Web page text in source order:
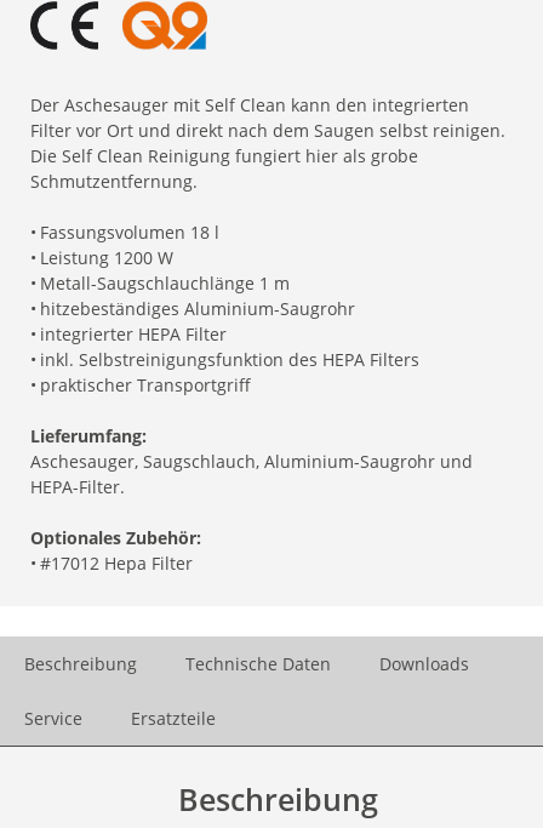
Der Aschesauger mit Self Clean kann den integrierten
Filter vor Ort und direkt nach dem Saugen selbst reinigen.
Die Self Clean Reinigung fungiert hier als grobe
Schmutzentfernung.
• Fassungsvolumen 18 l
• Leistung 1200 W
• Metall-Saugschlauchlänge 1 m
• hitzebeständiges Aluminium-Saugrohr
• integrierter HEPA Filter
• inkl. Selbstreinigungsfunktion des HEPA Filters
• praktischer Transportgriff
Lieferumfang:
Aschesauger, Saugschlauch, Aluminium-Saugrohr und
HEPA-Filter.
Optionales Zubehör:
• #17012 Hepa Filter
Beschreibung Technische Daten Downloads
Service Ersatzteile
Beschreibung